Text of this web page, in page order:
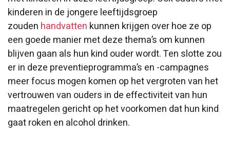
kinderen in de jongere leeftijdsgroep
zouden handvatten kunnen krijgen over hoe ze op
een goede manier met deze thema’s om kunnen
blijven gaan als hun kind ouder wordt. Ten slotte zou
er in deze preventieprogramma’s en -campagnes
meer focus mogen komen op het vergroten van het
vertrouwen van ouders in de effectiviteit van hun
maatregelen gericht op het voorkomen dat hun kind
gaat roken en alcohol drinken.